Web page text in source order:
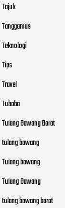
Tajuk
Tanggamus
Teknologi
Tips
Travel
Tubaba
Tulang Bawang Barat
tulang bawang
Tulang bawang
Tulang Bawang
tulang bawang barat